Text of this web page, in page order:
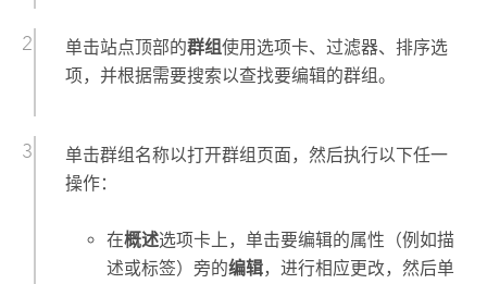
单击站点顶部的群组使用选项卡、过滤器、排序选
项，并根据需要搜索以查找要编辑的群组。
单击群组名称以打开群组页面，然后执行以下任一
操作：
在概述选项卡上，单击要编辑的属性（例如描
述或标签）旁的编辑，进行相应更改，然后单